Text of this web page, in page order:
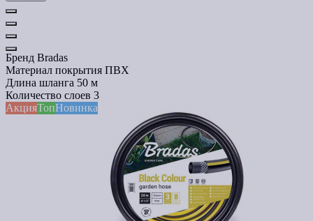
Бренд Bradas
Материал покрытия ПВХ
Длина шланга 50 м
Количество слоев 3
АкцияТопНовинка